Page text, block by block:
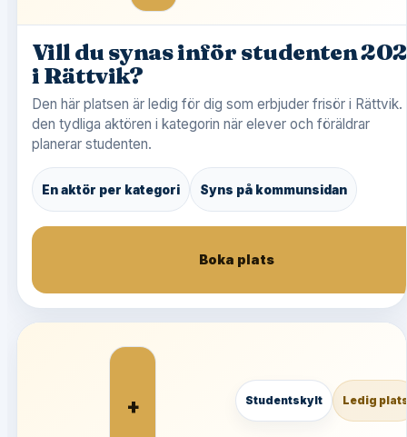
Vill du synas inför studenten
i Rättvik?
Den här platsen är ledig för dig som erbjuder frisör i Rättvik.
den tydliga aktören i kategorin när elever och föräldrar
planerar studenten.
En aktör per kategori Syns på kommunsidan
Boka plats
+ Studentskylt Ledig